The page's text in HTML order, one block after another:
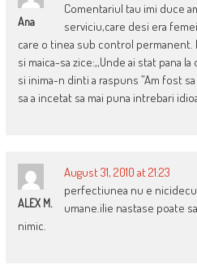
Ana
Comentariul tau imi duce
serviciu,care desi era
care o tinea sub control permanent.
si maica-sa zice:,,Unde ai stat pana
si inima-n dinti a raspuns ”Am fost
sa a incetat sa mai puna intrebari
ALEX M.
August 31, 2010 at 21:23
perfectiunea nu e
umane.ilie nastase poate
nimic.